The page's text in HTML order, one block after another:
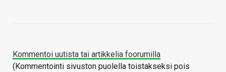
Kommentoi uutista tai artikkelia foorumilla
(Kommentointi sivuston puolella toistakseksi pois